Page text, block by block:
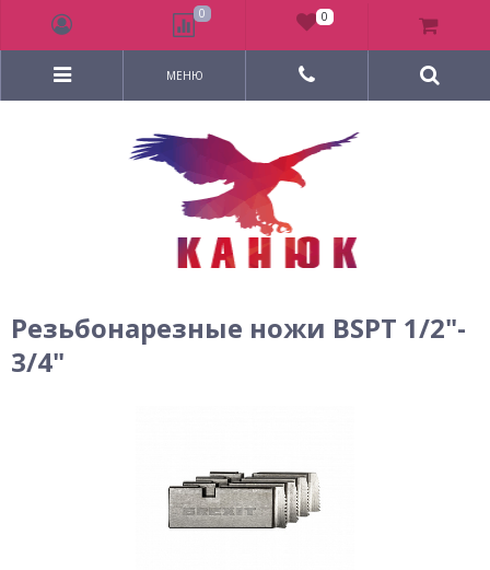
МЕНЮ
Резьбонарезные ножи BSPT 1/2"-
3/4"
0 0